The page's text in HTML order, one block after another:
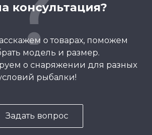
консультация?
о товарах, поможем
модель и размер.
о снаряжении для разных
рыбалки!
Задать вопрос